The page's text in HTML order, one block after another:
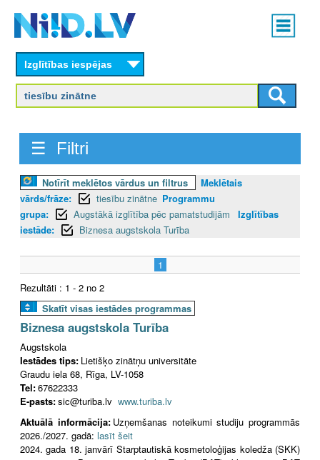
content
Main
menu
Izglītības iespējas
☰ Filtri
Notīrīt meklētos vārdus un filtrus
Meklētais
vārds/frāze:
tiesību zinātne Programmu
grupa:
Augstākā izglītība pēc pamatstudijām
Izglītības
iestāde:
Biznesa augstskola Turība
1
Rezultāti : 1 - 2 no 2
Skatīt visas iestādes programmas
Biznesa augstskola Turība
Augstskola
Iestādes tips: Lietišķo zinātņu universitāte
Graudu iela 68, Rīga, LV-1058
Tel:67622333
E-pasts:sic@turiba.lv www.turiba.lv
Aktuālā informācija: Uzņemšanas noteikumi studiju programmās
2026./2027. gadā: lasīt šeit
2024. gada 18. janvārī Starptautiskā kosmetoloģijas koledža (SKK)